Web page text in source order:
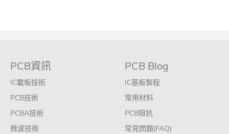
PCB資訊
IC載板技術
PCB技術
PCBA技術
微波技術
PCB Blog
IC基板製程
常用材料
PCB阻抗
常見問題(FAQ)